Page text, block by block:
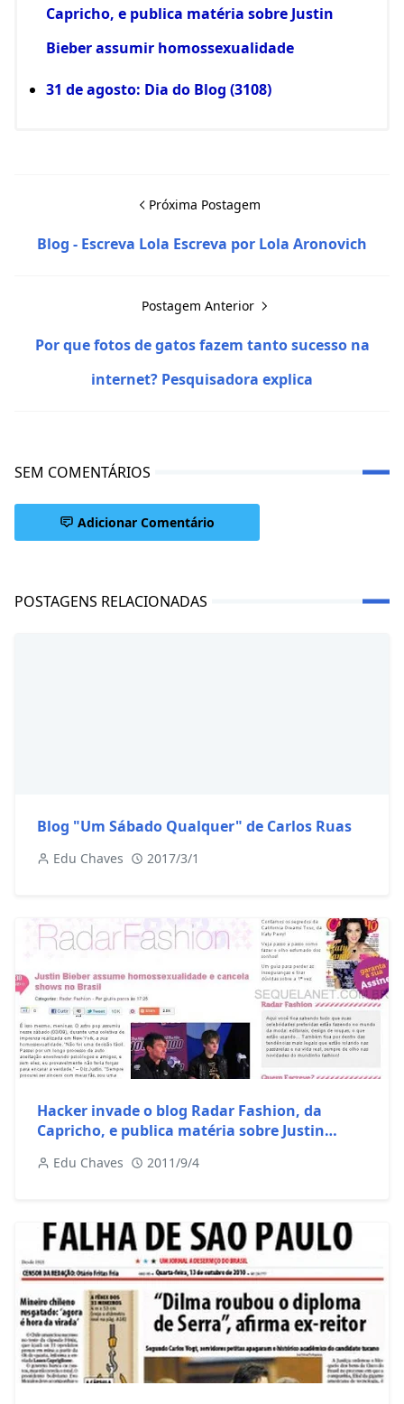
Capricho, e publica matéria sobre Justin
Bieber assumir homossexualidade
31 de agosto: Dia do Blog (3108)
Próxima Postagem
Blog - Escreva Lola Escreva por Lola Aronovich
Postagem Anterior
Por que fotos de gatos fazem tanto sucesso na
internet? Pesquisadora explica
SEM COMENTÁRIOS
Adicionar Comentário
POSTAGENS RELACIONADAS
Blog "Um Sábado Qualquer" de Carlos Ruas
Edu Chaves 2017/3/1
Hacker invade o blog Radar Fashion, da
Capricho, e publica matéria sobre Justin
Edu Chaves 2011/9/4